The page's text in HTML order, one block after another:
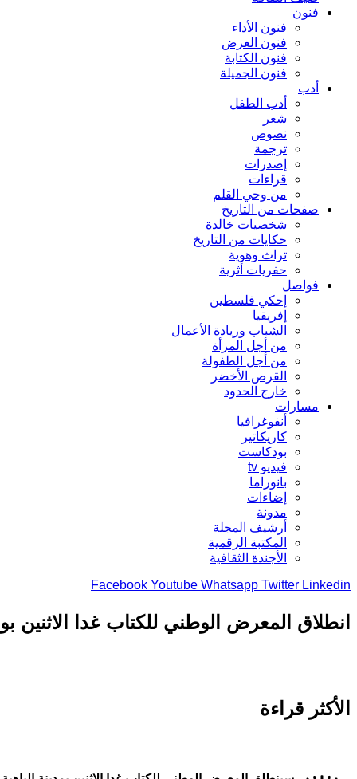
فنون
فنون الأداء
فنون العرض
فنون الكتابة
فنون الجميلة
أدب
أدب الطفل
شعر
نصوص
ترجمة
إصدرات
قراءات
من وحي القلم
صفحات من التاريخ
شخصيات خالدة
حكايات من التاريخ
تراث وهوية
حفريات أثرية
فواصل
إحكي فلسطين
إفريقيا
الشباب وريادة الأعمال
من أجل المرأة
من أجل الطفولة
القرص الأخضر
خارج الحدود
مسارات
أنفوغرافيا
كاريكاتير
بودكاست
فيديو tv
بانوراما
إضاءات
مدونة
أرشيف المجلة
المكتبة الرقمية
الأجندة الثقافية
Facebook Youtube Whatsapp Twitter Linkedin
انطلاق المعرض الوطني للكتاب غدا الاثنين
الأكثر قراءة